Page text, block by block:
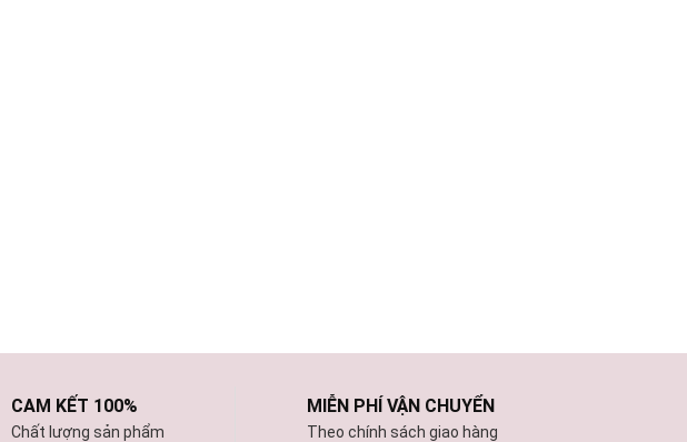
CAM KẾT 100%
Chất lượng sản phẩm
MIỄN PHÍ VẬN CHUYỂN
Theo chính sách giao hàng